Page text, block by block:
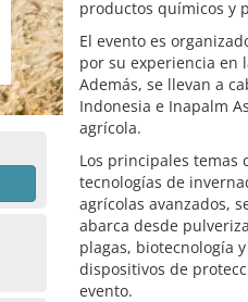
productos químicos y
El evento es
por su experiencia en
Además, se llevan a
Indonesia e Inapalm
agrícola.
Los principales temas
tecnologías de
agrícolas avanzados,
abarca desde
plagas, biotecnología
dispositivos de
evento.